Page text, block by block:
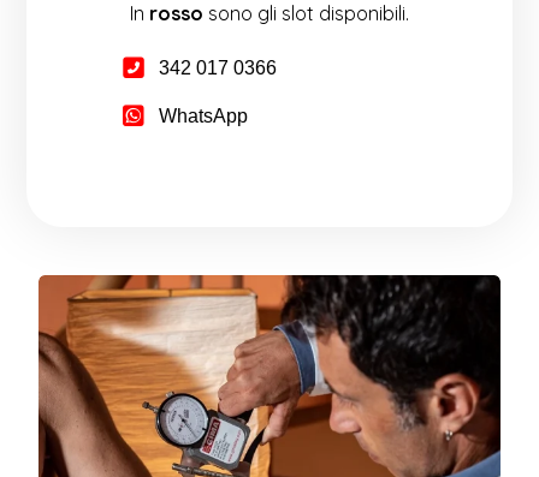
In rosso sono gli slot disponibili.
342 017 0366
WhatsApp